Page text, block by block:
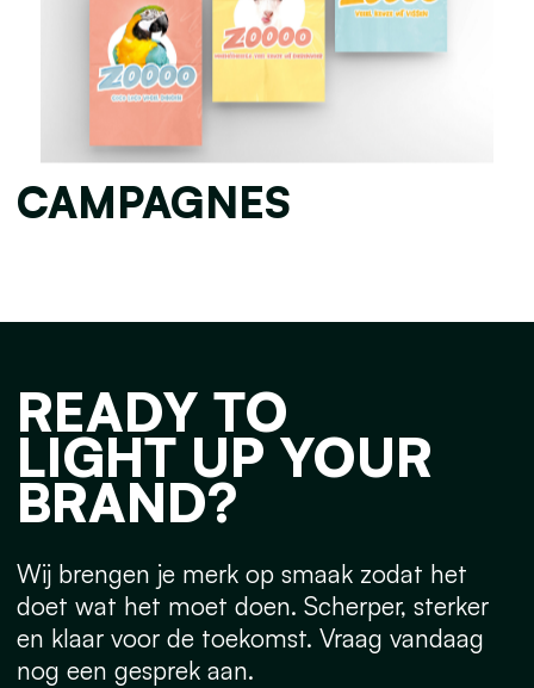
CAMPAGNES
READY TO
LIGHT UP YOUR
BRAND?
Wij brengen je merk op smaak zodat het
doet wat het moet doen. Scherper, sterker
en klaar voor de toekomst. Vraag vandaag
nog een gesprek aan.